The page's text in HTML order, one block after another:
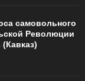
самовольного
Революции